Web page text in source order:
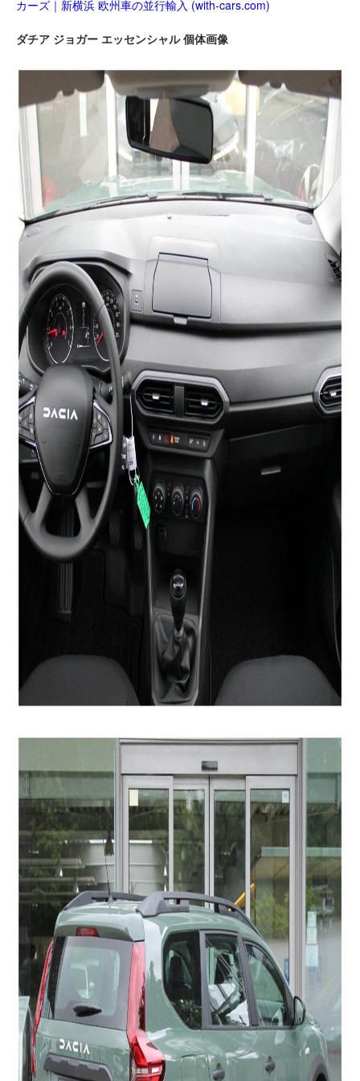
カーズ｜新横浜 欧州車の並行輸入 (with-cars.com)
ダチア ジョガー エッセンシャル 個体画像